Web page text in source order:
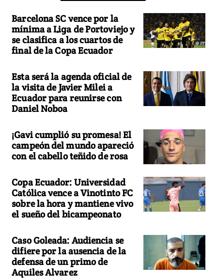
Barcelona SC vence por la
mínima a Liga de Portoviejo y
se clasifica a los cuartos de
final de la Copa Ecuador
Esta será la agenda oficial de
la visita de Javier Milei a
Ecuador para reunirse con
Daniel Noboa
¡Gavi cumplió su promesa! El
campeón del mundo apareció
con el cabello teñido de rosa
Copa Ecuador: Universidad
Católica vence a Vinotinto FC
sobre la hora y mantiene vivo
el sueño del bicampeonato
Caso Goleada: Audiencia se
difiere por la ausencia de la
defensa de un primo de
Aquiles Alvarez